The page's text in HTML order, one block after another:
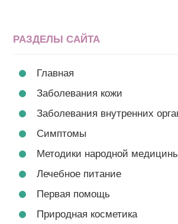
РАЗДЕЛЫ САЙТА
Главная
Заболевания кожи
Заболевания внутренних
Симптомы
Методики народной
Лечебное питание
Первая помощь
Природная косметика